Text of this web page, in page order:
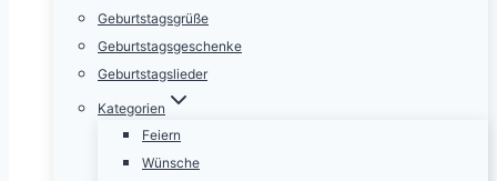
Geburtstagsgrüße
Geburtstagsgeschenke
Geburtstagslieder
Kategorien
Feiern
Wünsche